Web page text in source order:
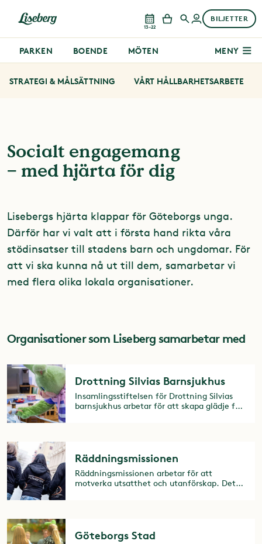
13–22
BILJETTER
PARKEN BOENDE MÖTEN MENY
STRATEGI & MÅLSÄTTNING VÅRT HÅLLBARHETSARBETE
Socialt engagemang
– med hjärta för dig
Lisebergs hjärta klappar för Göteborgs unga.
Därför har vi valt att i första hand rikta våra
stödinsatser till stadens barn och ungdomar. För
att vi ska kunna nå ut till dem, samarbetar vi
med flera olika lokala organisationer.
Organisationer som Liseberg samarbetar med
Drottning Silvias Barnsjukhus
Insamlingsstiftelsen för Drottning Silvias
barnsjukhus arbetar för att skapa glädje för
Räddningsmissionen
Räddningsmissionen arbetar för att
motverka utsatthet och utanförskap. Detta
Göteborgs Stad